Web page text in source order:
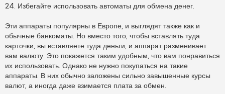
24. Избегайте использовать автоматы для обмена денег.
Эти аппараты популярны в Европе, и выглядят также как и
обычные банкоматы. Но вместо того, чтобы вставлять туда
карточки, вы вставляете туда деньги, и аппарат разменивает
вам валюту. Это покажется таким удобным, что вам понравиться
их использовать. Однако не нужно покупаться на такие
аппараты. В них обычно заложены сильно завышенные курсы
валют, а иногда даже взимается плата за обмен.